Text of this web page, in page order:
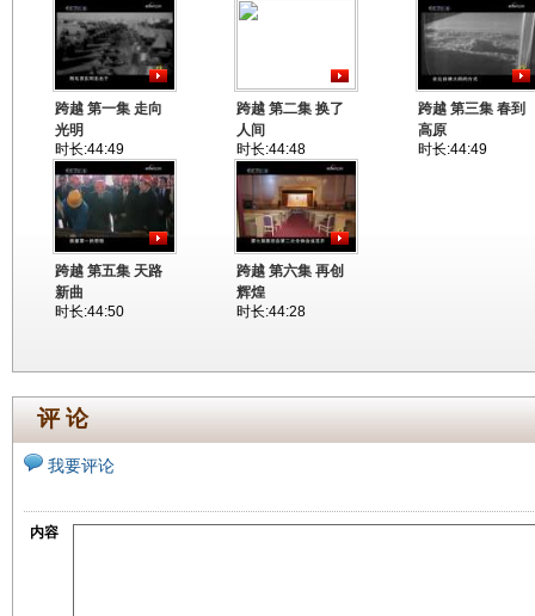
跨越 第一集 走向
光明
时长:44:49
跨越 第二集 换了
人间
时长:44:48
跨越 第三集 春到
高原
时长:44:49
跨越 第五集 天路
新曲
时长:44:50
跨越 第六集 再创
辉煌
时长:44:28
评 论
我要评论
内容